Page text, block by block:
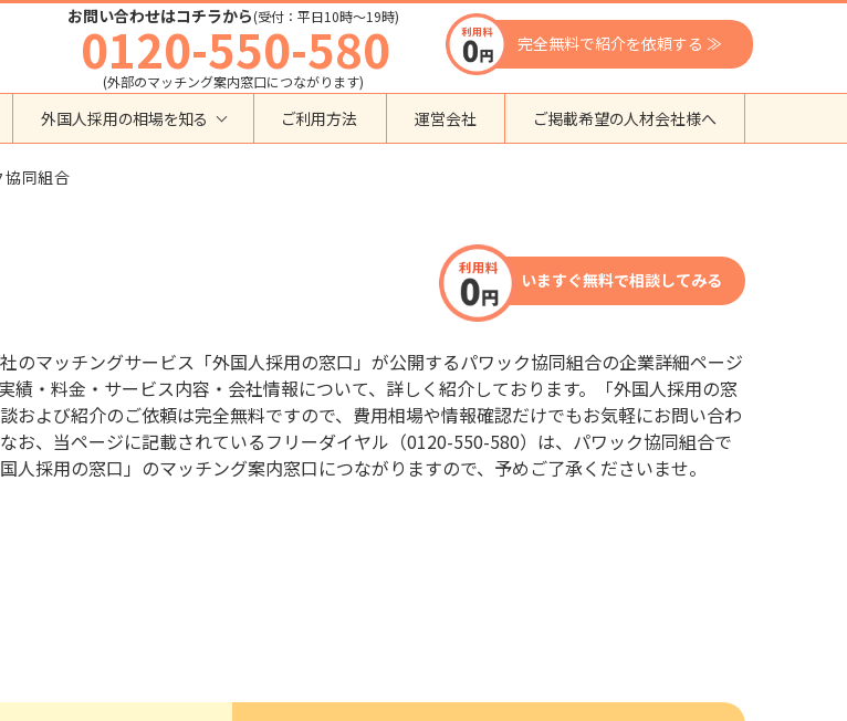
お問い合わせはコチラから(受付：平日10時〜19時)
0120-550-580
(外部のマッチング案内窓口につながります)
完全無料で紹介を依頼する ≫
する
運送・ドライバー
自動車整備
宿泊
外食
農業
通訳・翻訳
登録支援機関
外国人紹介会社
外国人派遣会社
送り出し機関
外国人採用の相場を知る
育成就労外国人の受け入れ相場
ご利用方法 運営会社 ご掲載希望の人材会社様へ
協同組合
いますぐ無料で相談してみる
のマッチングサービス「外国人採用の窓口」が公開するパワック協同組合の企業詳細ページ
績・料金・サービス内容・会社情報について、詳しく紹介しております。「外国人採用の窓
および紹介のご依頼は完全無料ですので、費用相場や情報確認だけでもお気軽にお問い合わ
お、当ページに記載されているフリーダイヤル（0120-550-580）は、パワック協同組合で
人採用の窓口」のマッチング案内窓口につながりますので、予めご了承くださいませ。